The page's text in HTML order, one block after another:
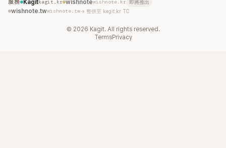
服務 Kagitkagit.kr wishnotewishnote.kr 即將推出
wishnote.twwishnote.tw→ 整併至 kagit.kr TC
© 2026 Kagit. All rights reserved.
TermsPrivacy